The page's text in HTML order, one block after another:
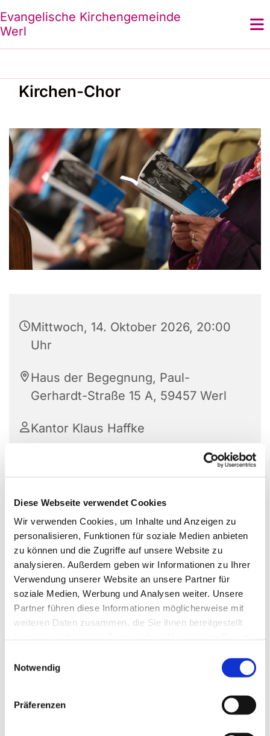
Diese Webseite verwendet Cookies
Wir verwenden Cookies, um Inhalte und Anzeigen zu
personalisieren, Funktionen für soziale Medien anbieten
zu können und die Zugriffe auf unsere Website zu
analysieren. Außerdem geben wir Informationen zu Ihrer
Verwendung unserer Website an unsere Partner für
soziale Medien, Werbung und Analysen weiter. Unsere
Partner führen diese Informationen möglicherweise mit
weiteren Daten zusammen, die Sie ihnen bereitgestellt
Notwendig
Präferenzen
Evangelische Kirchengemeinde
Werl
Kirchen-Chor
Mittwoch, 14. Oktober 2026, 20:00
Uhr
Haus der Begegnung, Paul-
Gerhardt-Straße 15 A, 59457 Werl
Kantor Klaus Haffke